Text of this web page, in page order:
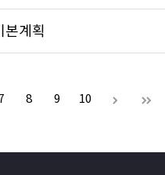
본계획
8 9 10